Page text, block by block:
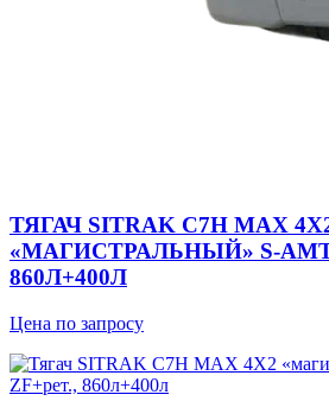
ТЯГАЧ SITRAK C7H MAX
«МАГИСТРАЛЬНЫЙ» S-
860Л+400Л
Цена по запросу